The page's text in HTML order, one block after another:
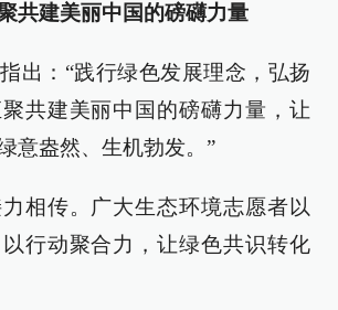
共建美丽中国的磅礴力量
出：“践行绿色发展理念，弘扬
共建美丽中国的磅礴力量，让
意盎然、生机勃发。”
相传。广大生态环境志愿者以
行动聚合力，让绿色共识转化